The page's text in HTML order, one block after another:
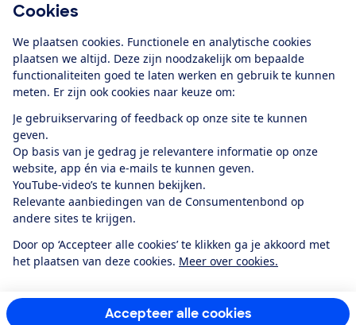
Cookies
We plaatsen cookies. Functionele en analytische cookies
plaatsen we altijd. Deze zijn noodzakelijk om bepaalde
functionaliteiten goed te laten werken en gebruik te kunnen
meten. Er zijn ook cookies naar keuze om:
Je gebruikservaring of feedback op onze site te kunnen
geven.
Op basis van je gedrag je relevantere informatie op onze
website, app én via e-mails te kunnen geven.
YouTube-video’s te kunnen bekijken.
Relevante aanbiedingen van de Consumentenbond op
andere sites te krijgen.
Door op ‘Accepteer alle cookies’ te klikken ga je akkoord met
het plaatsen van deze cookies. Meer over cookies.
Accepteer alle cookies
Alles over de
app
Algemene Voorwaarden
Privacyverklaring
Cookiebeleid
Privacyvoorkeuren
Toegankelijkheid
RSS-feed nieuws
Facebook
TwitterInstagram
YoutubeLinkedIn
12.901consumentenbeoordelen de Consumentenbondmet gemiddeld